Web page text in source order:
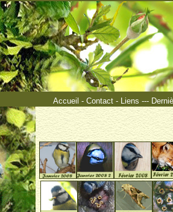
Accueil - Contact- Liens ---